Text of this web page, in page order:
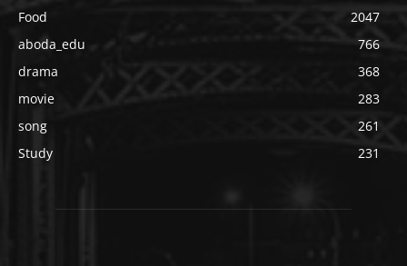
Food
2047
aboda_edu
766
drama
368
movie
283
song
261
Study
231